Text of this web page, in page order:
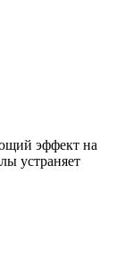
эффект на
устраняет